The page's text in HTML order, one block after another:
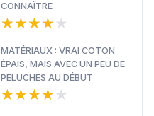
CONNAÎTRE
★★★★★
★★★★★
MATÉRIAUX : VRAI COTON
ÉPAIS, MAIS AVEC UN PEU DE
PELUCHES AU DÉBUT
★★★★★
★★★★★